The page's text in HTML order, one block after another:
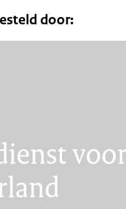
door: